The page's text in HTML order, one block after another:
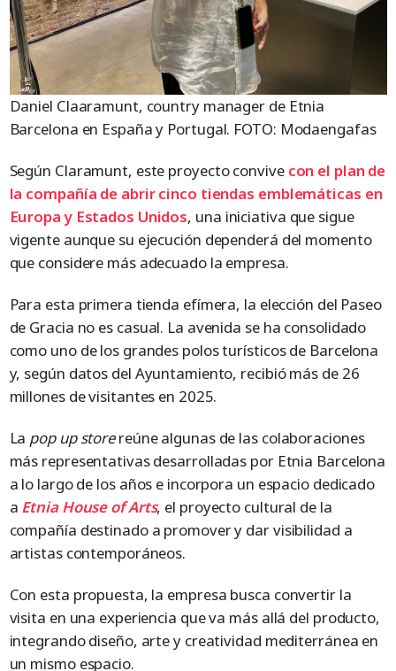
Daniel Claaramunt, country manager de Etnia
Barcelona en España y Portugal. FOTO: Modaengafas
Según Claramunt, este proyecto convive con el plan de
la compañía de abrir cinco tiendas emblemáticas en
Europa y Estados Unidos, una iniciativa que sigue
vigente aunque su ejecución dependerá del momento
que considere más adecuado la empresa.
Para esta primera tienda efímera, la elección del Paseo
de Gracia no es casual. La avenida se ha consolidado
como uno de los grandes polos turísticos de Barcelona
y, según datos del Ayuntamiento, recibió más de 26
millones de visitantes en 2025.
La pop up storereúne algunas de las colaboraciones
más representativas desarrolladas por Etnia Barcelona
a lo largo de los años e incorpora un espacio dedicado
a Etnia House of Arts, el proyecto cultural de la
compañía destinado a promover y dar visibilidad a
artistas contemporáneos.
Con esta propuesta, la empresa busca convertir la
visita en una experiencia que va más allá del producto,
integrando diseño, arte y creatividad mediterránea en
un mismo espacio.